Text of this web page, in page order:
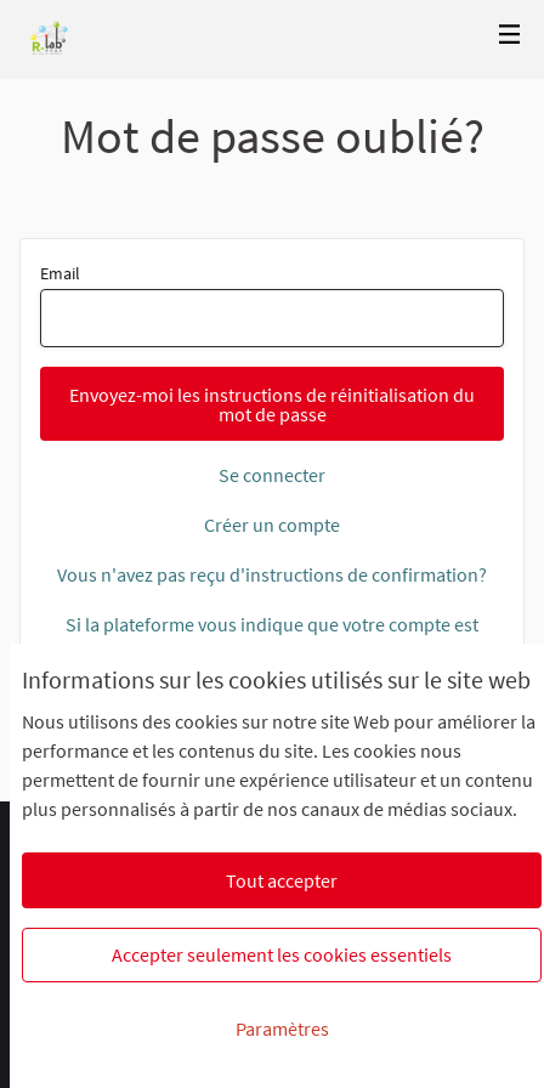
Informations sur les cookies utilisés sur le site web
Nous utilisons des cookies sur notre site Web pour améliorer la
performance et les contenus du site. Les cookies nous
permettent de fournir une expérience utilisateur et un contenu
plus personnalisés à partir de nos canaux de médias sociaux.
Tout accepter
Accepter seulement les cookies essentiels
Paramètres
Mot de passe oublié?
Email
Envoyez-moi les instructions de réinitialisation du
mot de passe
Se connecter
Créer un compte
Vous n'avez pas reçu d'instructions de confirmation?
Si la plateforme vous indique que votre compte est
déblocage
Charte d'utilisation
Contacts
Paramètres des cookies
R-lab, le laboratoire de la participation
R-lab, le laboratoire de la
R-lab, le laboratoire de la